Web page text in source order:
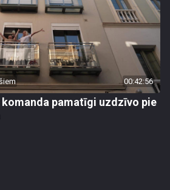
00:42:56
pamatīgi uzdzīvo pie